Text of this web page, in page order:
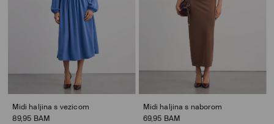
Midi haljina s vezicom
89,95 BAM
Midi haljina s naborom
69,95 BAM